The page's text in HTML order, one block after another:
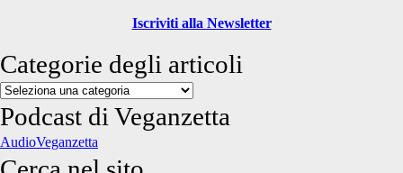
Iscriviti alla Newsletter
Categorie degli articoli
Categorie
degli
articoli
Podcast di Veganzetta
AudioVeganzetta